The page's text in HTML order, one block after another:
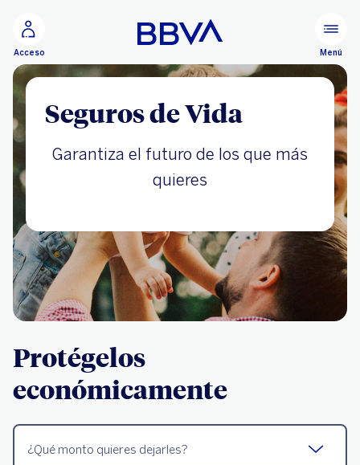
Acceso Menú
Seguros de Vida
Garantiza el futuro de los que más
quieres
Protégelos
económicamente
¿Qué monto quieres dejarles?